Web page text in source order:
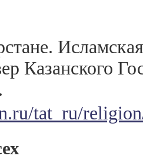
Казанского
tat_ru/